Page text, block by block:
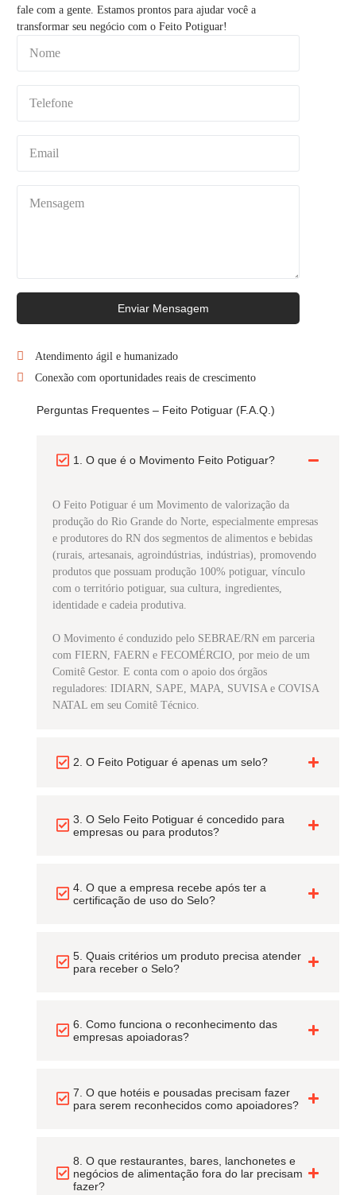
fale com a gente. Estamos prontos para ajudar você a
transformar seu negócio com o Feito Potiguar!
Enviar Mensagem
Atendimento ágil e humanizado
Conexão com oportunidades reais de crescimento
Perguntas Frequentes – Feito Potiguar (F.A.Q.)
1. O que é o Movimento Feito Potiguar?
O Feito Potiguar é um Movimento de valorização da
produção do Rio Grande do Norte, especialmente empresas
e produtores do RN dos segmentos de alimentos e bebidas
(rurais, artesanais, agroindústrias, indústrias), promovendo
produtos que possuam produção 100% potiguar, vínculo
com o território potiguar, sua cultura, ingredientes,
identidade e cadeia produtiva.
O Movimento é conduzido pelo SEBRAE/RN em parceria
com FIERN, FAERN e FECOMÉRCIO, por meio de um
Comitê Gestor. E conta com o apoio dos órgãos
reguladores: IDIARN, SAPE, MAPA, SUVISA e COVISA
NATAL em seu Comitê Técnico.
2. O Feito Potiguar é apenas um selo?
3. O Selo Feito Potiguar é concedido para
empresas ou para produtos?
4. O que a empresa recebe após ter a
certificação de uso do Selo?
5. Quais critérios um produto precisa atender
para receber o Selo?
6. Como funciona o reconhecimento das
empresas apoiadoras?
7. O que hotéis e pousadas precisam fazer
para serem reconhecidos como apoiadores?
8. O que restaurantes, bares, lanchonetes e
negócios de alimentação fora do lar precisam
fazer?